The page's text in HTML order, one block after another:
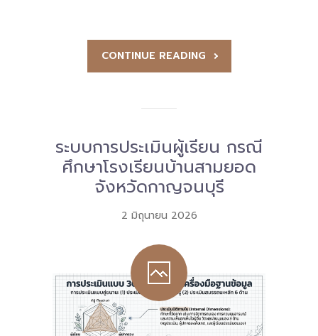
CONTINUE READING
ระบบการประเมินผู้เรียน กรณี
ศึกษาโรงเรียนบ้านสามยอด
จังหวัดกาญจนบุรี
2 มิถุนายน 2026